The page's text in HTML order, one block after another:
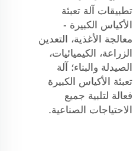
تطبيقات آلة تعبئة
الأكياس الكبيرة -
معالجة الأغذية، التعدين
الزراعة، الكيميائيات،
الصيدلة والبناء؛ آلة
تعبئة الأكياس الكبيرة
فعالة لتلبية جميع
الاحتياجات الصناعية.